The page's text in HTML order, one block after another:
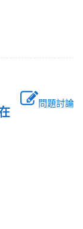
問題討論